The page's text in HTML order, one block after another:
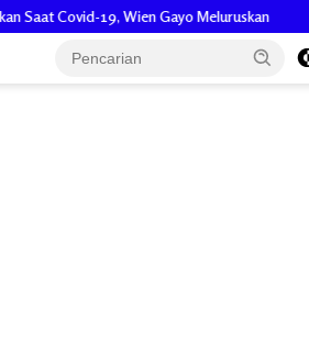
Gayo Meluruskan Polsek dan